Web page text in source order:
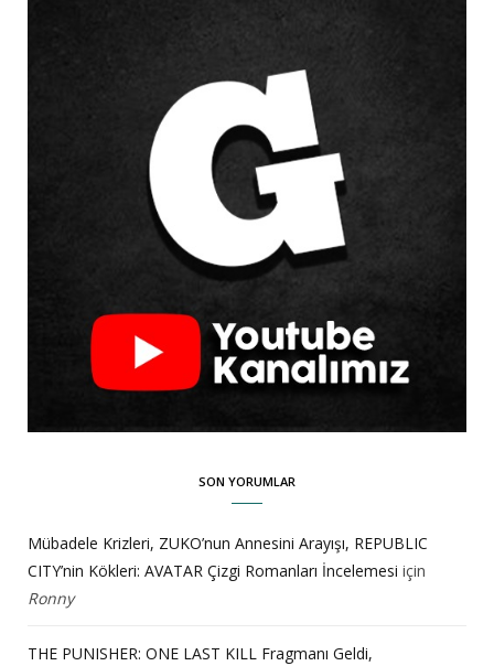
SON YORUMLAR
Mübadele Krizleri, ZUKO’nun Annesini Arayışı, REPUBLIC
CITY’nin Kökleri: AVATAR Çizgi Romanları İncelemesi için
Ronny
THE PUNISHER: ONE LAST KILL Fragmanı Geldi,